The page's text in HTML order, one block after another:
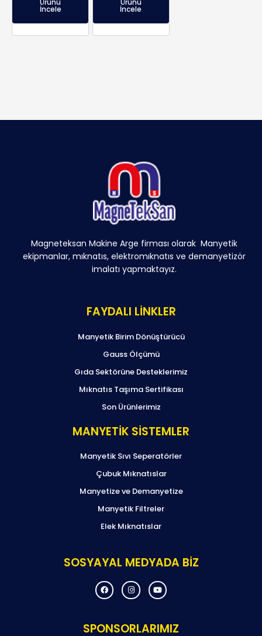
İncele İncele
Magneteksan Makine Arge firması olarak Manyetik
ekipmanlar, mıknatıs, elektromıknatıs ve demanyetizör
imalatı yapmaktayız.
FAYDALI LİNKLER
Manyetik Birim Dönüştürücü
Gauss Ölçümü
Gıda Sektörüne Desteklerimiz
Mıknatıs Taşıma Sertifikası
Son Ürünlerimiz
MANYETİK SİSTEMLER
Manyetik Sıvı Seperatörler
Çubuk Mıknatıslar
Manyetize ve Demanyetize
Manyetik Filtreler
Elek Mıknatıslar
SOSYAYAL MEDYADA BİZ
F
a
c
o
o
I
n
s
g
r
Y
o
u
b
e
SPONSORLARIMIZ